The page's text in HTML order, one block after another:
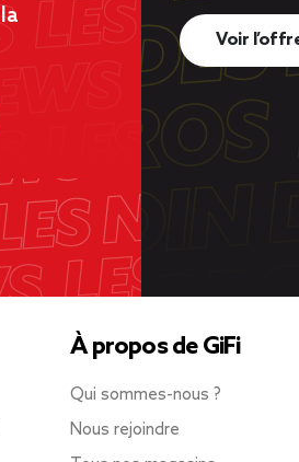
Voir
À propos de GiFi
Qui sommes-nous ?
Nous rejoindre